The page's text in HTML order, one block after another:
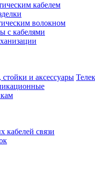
кабелем
волокном
с кабелями
кабелей связи